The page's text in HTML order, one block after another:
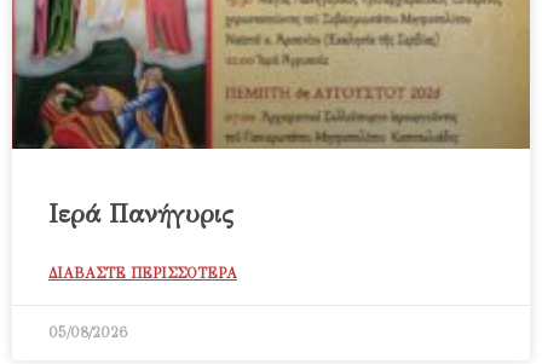
Ιερά Πανήγυρις
ΔΙΑΒΑΣΤΕ ΠΕΡΙΣΣΟΤΕΡΑ
05/08/2026